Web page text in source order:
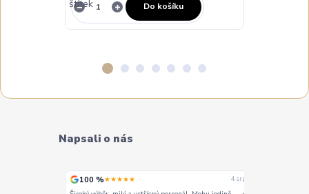
Do košíku
Napsali o nás
100 %★★★★★ 4. srpna